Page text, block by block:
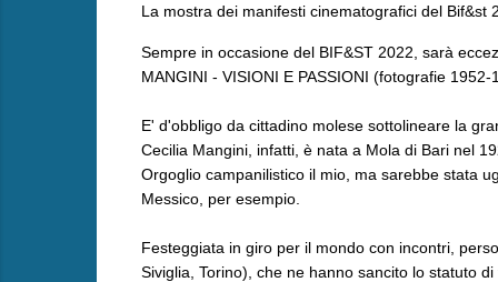
La mostra dei manifesti cinematografici del Bif&st
Sempre in occasione del BIF&ST 2022, sarà
MANGINI - VISIONI E PASSIONI (fotografie
E' d'obbligo da cittadino molese sottolineare la
Cecilia Mangini, infatti, è nata a Mola di Bari nel
Orgoglio campanilistico il mio, ma sarebbe stata
Messico, per esempio.
Festeggiata in giro per il mondo con incontri,
Siviglia, Torino), che ne hanno sancito lo statuto